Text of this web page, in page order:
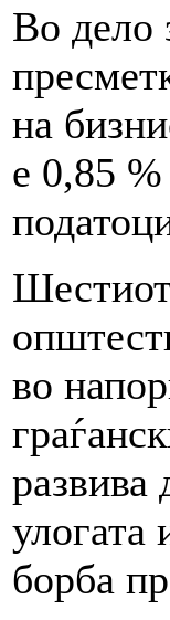
Во дело
на
е 0,85
Шестиот
во
развива
улогата
борба